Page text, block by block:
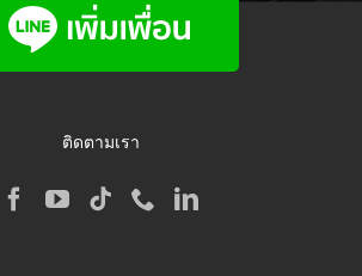
ติดตามเรา